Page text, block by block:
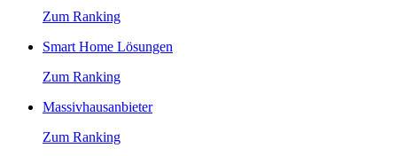
Zum Ranking
Smart Home Lösungen
Zum Ranking
Massivhausanbieter
Zum Ranking